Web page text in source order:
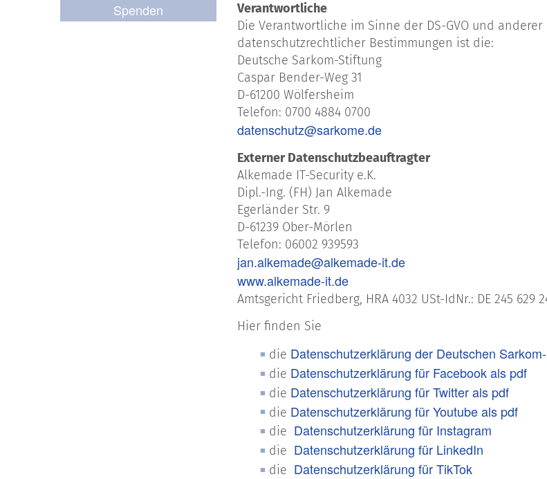
Spenden
Verantwortliche
Die Verantwortliche im Sinne der DS-GVO und
datenschutzrechtlicher Bestimmungen ist die:
Deutsche Sarkom-Stiftung
Caspar Bender-Weg 31
D-61200 Wölfersheim
Telefon: 0700 4884 0700
datenschutz@sarkome.de
Externer Datenschutzbeauftragter
Alkemade IT-Security e.K.
Dipl.-Ing. (FH) Jan Alkemade
Egerländer Str. 9
D-61239 Ober-Mörlen
Telefon: 06002 939593
jan.alkemade@alkemade-it.de
www.alkemade-it.de
Amtsgericht Friedberg, HRA 4032 USt-IdNr.: DE 245 629
Hier finden Sie
die Datenschutzerklärung der Deutschen
die Datenschutzerklärung für Facebook als pdf
die Datenschutzerklärung für Twitter als pdf
die Datenschutzerklärung für Youtube als pdf
die Datenschutzerklärung für Instagram
die Datenschutzerklärung für LinkedIn
die Datenschutzerklärung für TikTok